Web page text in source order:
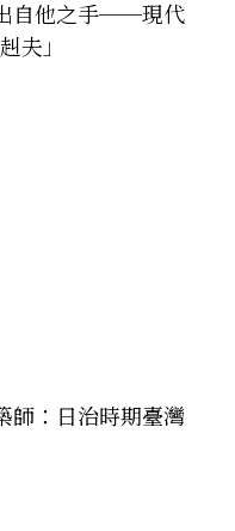
自他之手──現代
夫」
師：日治時期臺灣